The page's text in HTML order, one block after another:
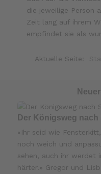
die jeweilige Person
Zeit lang auf ihrem
empfindet sie als
Aktuelle Seite:
Der Königsweg nach
«Ihr seid wie
noch weich und
sehen, auch ihr werdet
härter.» Gregor und